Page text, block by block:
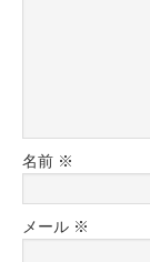
名前 ※
メール ※